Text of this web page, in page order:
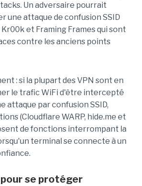
Un adversaire pourrait
une attaque de confusion SSID
et Framing Frames qui sont
contre les anciens points
: si la plupart des VPN sont en
le trafic WiFi d'être intercepté
attaque par confusion SSID,
(Cloudflare WARP, hide.me et
de fonctions interrompant la
terminal se connecte à un
pour se protéger